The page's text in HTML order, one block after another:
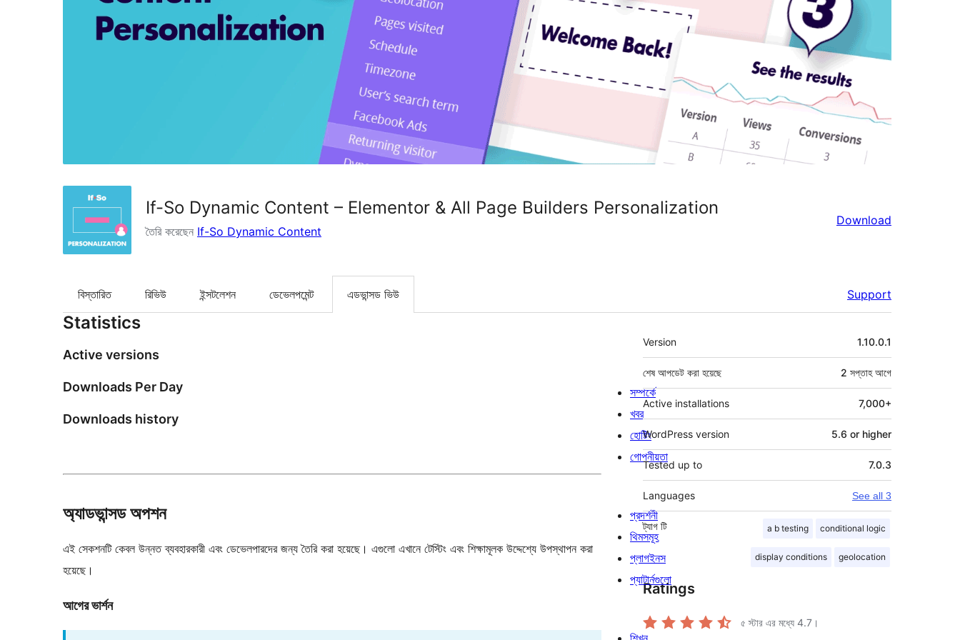
If-So Dynamic Content – Elementor & All Page Builders Personalization
তৈরি করেছেন If-So Dynamic Content
Download
বিস্তারিত রিভিউ ইন্সটলেশন ডেভেলপমেন্ট এডভান্সড ভিউ Support
Statistics
Active versions
Downloads Per Day
Downloads history
অ্যাডভান্সড অপশন
এই সেকশনটি কেবল উন্নত ব্যবহারকারী এবং ডেভেলপারদের জন্য তৈরি করা হয়েছে। এগুলো এখানে টেস্টিং এবং শিক্ষামূলক উদ্দেশ্যে উপস্থাপন করা
হয়েছে।
আগের ভার্শন
মেটা
Version 1.10.0.1
শেষ আপডেট করা হয়েছে 2 সপ্তাহআগে
Active installations 7,000+
WordPress version 5.6 or higher
Tested up to 7.0.3
Languages See all 3
ট্যাগ a b testing conditional logic
display conditions geolocation
টি
Ratings
৫ স্টার এর মধ্যে 4.7 ।
সম্পর্কে
খবর
হোষ্টিং
গোপনীয়তা
প্রদর্শনী
থিমসমূহ
প্লাগইনস
প্যাটার্নগুলো